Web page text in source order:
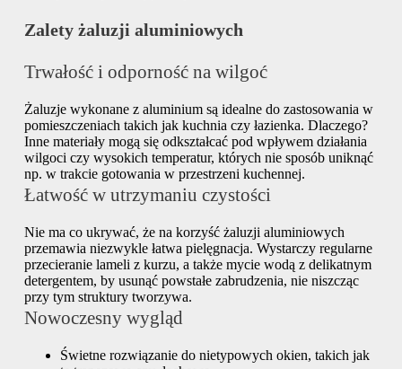
Zalety żaluzji aluminiowych
Trwałość i odporność na wilgoć
Żaluzje wykonane z aluminium są idealne do zastosowania w
pomieszczeniach takich jak kuchnia czy łazienka. Dlaczego?
Inne materiały mogą się odkształcać pod wpływem działania
wilgoci czy wysokich temperatur, których nie sposób uniknąć
np. w trakcie gotowania w przestrzeni kuchennej.
Łatwość w utrzymaniu czystości
Nie ma co ukrywać, że na korzyść żaluzji aluminiowych
przemawia niezwykle łatwa pielęgnacja. Wystarczy regularne
przecieranie lameli z kurzu, a także mycie wodą z delikatnym
detergentem, by usunąć powstałe zabrudzenia, nie niszcząc
przy tym struktury tworzywa.
Nowoczesny wygląd
Świetne rozwiązanie do nietypowych okien, takich jak